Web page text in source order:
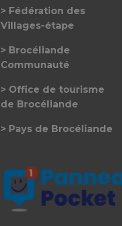
Fédération des
Villages-étape
Brocéliande
Communauté
Office de tourisme
de Brocéliande
Pays de Brocéliande